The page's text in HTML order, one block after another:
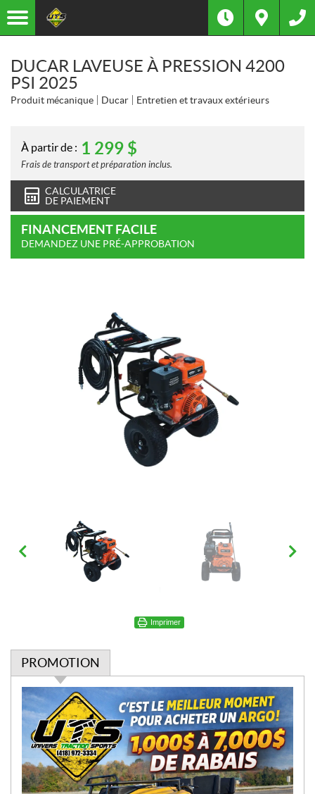
DUCAR LAVEUSE À PRESSION 4200
PSI 2025
Produit mécanique Ducar Entretien et travaux extérieurs
À partir de : 1 299 $
Frais de transport et préparation inclus.
CALCULATRICE
DE PAIEMENT
FINANCEMENT FACILE
DEMANDEZ UNE PRÉ-APPROBATION
Imprimer
PROMOTION
P
r
o
m
t
i